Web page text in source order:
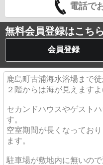
電話で
無料会員登録はこちら
会員登録
鹿島町古浦海水浴場まで徒
２階からは海が見えます
セカンドハウスやゲスト
す。
空室期間が長くなってお
ます。
駐車場が敷地内に無いの